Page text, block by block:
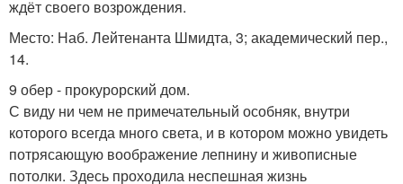
ждёт своего возрождения.
Место: Наб. Лейтенанта Шмидта, 3; академический пер.,
14.
9 обер - прокурорский дом.
С виду ни чем не примечательный особняк, внутри
которого всегда много света, и в котором можно увидеть
потрясающую воображение лепнину и живописные
потолки. Здесь проходила неспешная жизнь